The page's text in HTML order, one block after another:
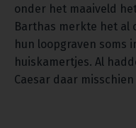
onder het maaiveld
Barthas merkte het al
hun loopgraven soms
huiskamertjes. Al
Caesar daar